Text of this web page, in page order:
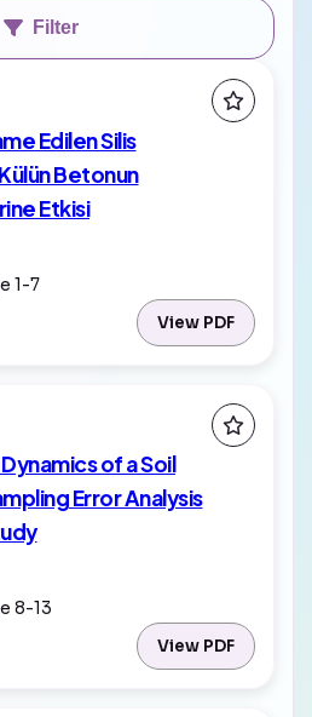
Filter
Edilen Silis
Betonun
Etkisi
1-7
View PDF
of a Soil
Error Analysis
8-13
View PDF